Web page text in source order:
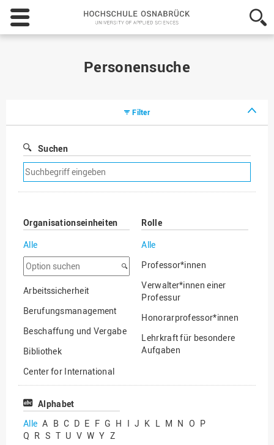
Hochschule
Osnabrück
-
Personensuche
Filter
Suchen
Suchfilter
entfernen
Organisationseinheiten
Alle
Option
suchen
Arbeitssicherheit
Berufungsmanagement
Beschaffung und Vergabe
Bibliothek
Center for International
Mobility
Center for International
Chancengerechtigkeit
Rolle
Alle
Professor*innen
Verwalter*innen einer
Professur
Honorarprofessor*innen
Lehrkraft für besondere
Aufgaben
Professor*innen im
Alphabet
Alle A B C D E F G H I J K L M N O P
Q R S T U V W Y Z